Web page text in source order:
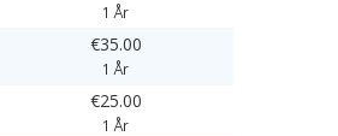
1 År
€35.00
1 År
€25.00
1 År